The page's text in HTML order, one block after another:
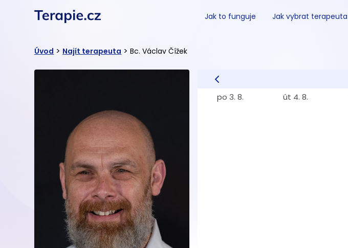
Jak to funguje Jak vybrat terapeuta
Úvod > Najít terapeuta > Bc. Václav Čížek
po 3. 8. út 4. 8.